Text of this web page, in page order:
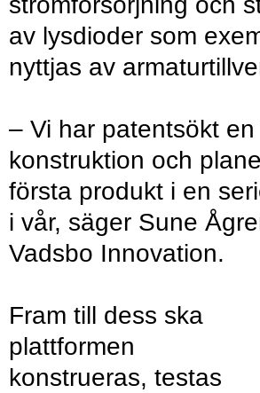
av lysdioder som
nyttjas av
– Vi har patentsökt
konstruktion och
första produkt i en
i vår, säger Sune
Vadsbo Innovation.
Fram till dess ska
plattformen
konstrueras, testas